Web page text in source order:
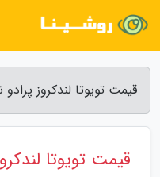
قیمت تویوتا لندکروز
قیمت تویوتا